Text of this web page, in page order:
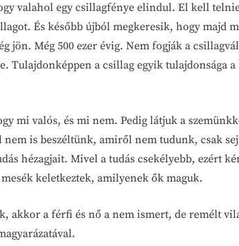
valahol egy csillagfénye elindul. El kell
És később újból megkeresik, hogy majd
jön. Még 500 ezer évig. Nem fogják a
Tulajdonképpen a csillag egyik tulajdonsága
mi valós, és mi nem. Pedig látjuk a
is beszéltünk, amiről nem tudunk, csak
hézagjait. Mivel a tudás csekélyebb, ezért
keletkeztek, amilyenek ők maguk.
akkor a férfi és nő a nem ismert, de remélt